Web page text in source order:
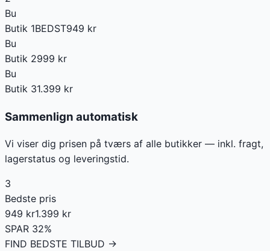
Bu
Butik 1BEDST949 kr
Bu
Butik 2999 kr
Bu
Butik 31.399 kr
Sammenlign automatisk
Vi viser dig prisen på tværs af alle butikker — inkl. fragt,
lagerstatus og leveringstid.
3
Bedste pris
949 kr1.399 kr
SPAR 32%
FIND BEDSTE TILBUD →